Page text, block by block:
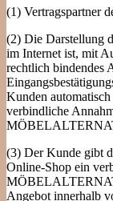
(1) Vertragspartner
(2) Die Darstellung
im Internet ist, mit
rechtlich bindendes
Kunden
verbindliche
(3) Der Kunde gibt
Online-Shop ein
Angebot innerhalb